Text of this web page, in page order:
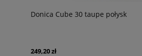
Donica Cube 30 taupe połysk
249,20 zł